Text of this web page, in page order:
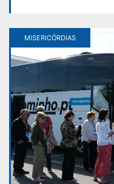
MISERICÓRDIAS